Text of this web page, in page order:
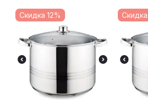
Скидка 12% Скидка